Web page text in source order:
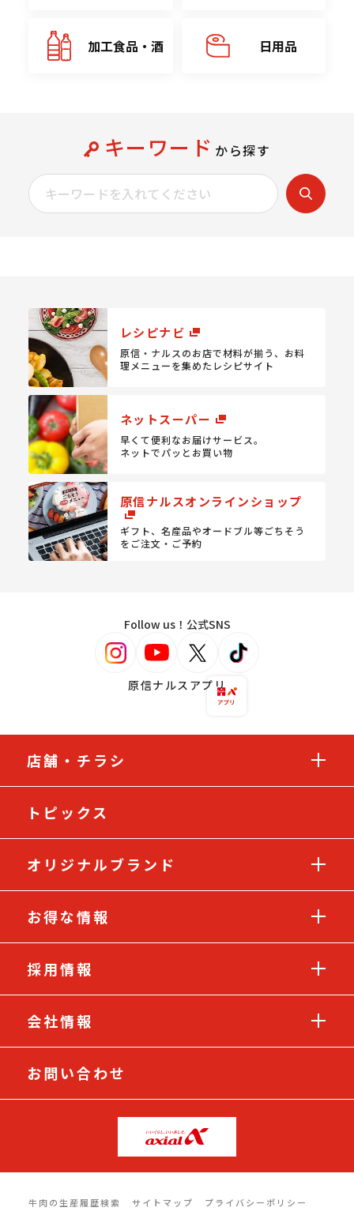
加工食品・酒 日用品
キーワード から探す
レシピナビ
原信・ナルスのお店で材料が揃う、 お料
理メニューを集めたレシピサイト
ネットスーパー
早くて便利なお届けサービス。
ネットでパッとお買い物
原信ナルスオンラインショップ
ギフト、名産品やオードブル等ごちそう
をご注文・ご予約
Follow us！公式SNS
原信ナルスアプリ
店舗・チラシ
トピックス
オリジナルブランド
お得な情報
採用情報
会社情報
お問い合わせ
牛肉の生産履歴検索 サイトマップ プライバシーポリシー